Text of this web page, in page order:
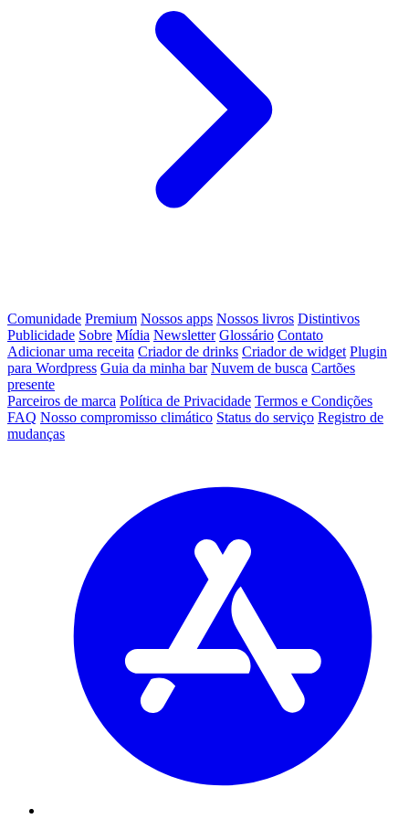
Comunidade Premium Nossos apps Nossos livros Distintivos
Publicidade Sobre Mídia Newsletter Glossário Contato
Adicionar uma receita Criador de drinks Criador de widget Plugin
para Wordpress Guia da minha bar Nuvem de busca Cartões
presente
Parceiros de marca Política de Privacidade Termos e Condições
FAQ Nosso compromisso climático Status do serviço Registro de
mudanças